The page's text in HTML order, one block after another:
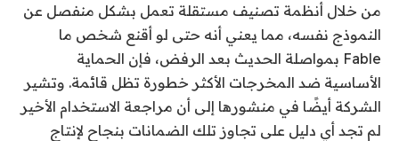
من خلال أنظمة تصنيف مستقلة تعمل بشكل منفصل عن
النموذج نفسه، مما يعني أنه حتى لو أقنع شخص ما
Fable بمواصلة الحديث بعد الرفض، فإن الحماية
الأساسية ضد المخرجات الأكثر خطورة تظل قائمة. وتشير
الشركة أيضًا في منشورها إلى أن مراجعة الاستخدام الأخير
لم تجد أي دليل على تجاوز تلك الضمانات بنجاح لإنتاج